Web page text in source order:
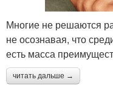
Многие не решаются
не осознавая, что
есть масса
читать дальше →